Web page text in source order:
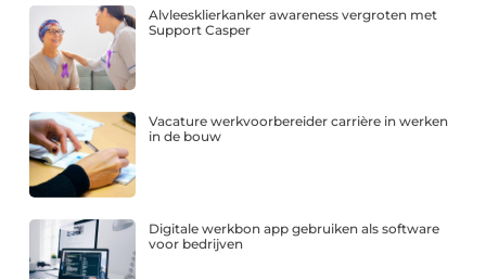
Alvleesklierkanker awareness vergroten met
Support Casper
Vacature werkvoorbereider carrière in werken
in de bouw
Digitale werkbon app gebruiken als software
voor bedrijven